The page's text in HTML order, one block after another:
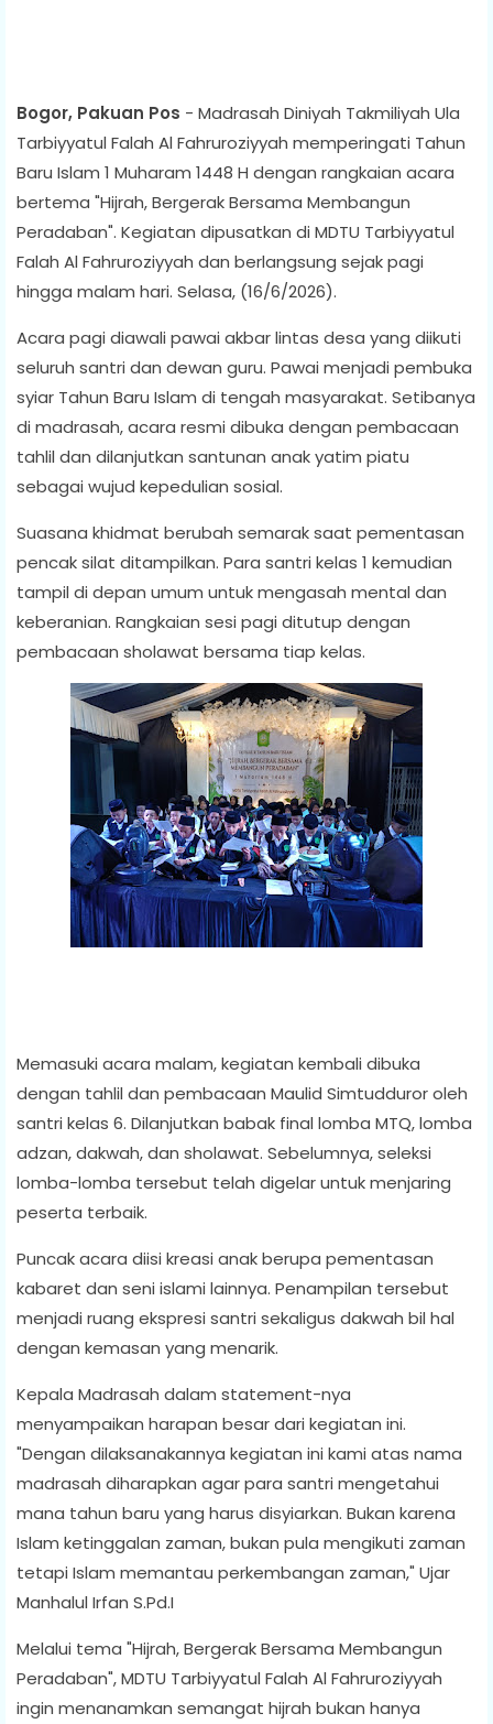
Bogor, Pakuan Pos - Madrasah Diniyah Takmiliyah Ula
Tarbiyyatul Falah Al Fahruroziyyah memperingati Tahun
Baru Islam 1 Muharam 1448 H dengan rangkaian acara
bertema "Hijrah, Bergerak Bersama Membangun
Peradaban". Kegiatan dipusatkan di MDTU Tarbiyyatul
Falah Al Fahruroziyyah dan berlangsung sejak pagi
hingga malam hari. Selasa, (16/6/2026).
Acara pagi diawali pawai akbar lintas desa yang diikuti
seluruh santri dan dewan guru. Pawai menjadi pembuka
syiar Tahun Baru Islam di tengah masyarakat. Setibanya
di madrasah, acara resmi dibuka dengan pembacaan
tahlil dan dilanjutkan santunan anak yatim piatu
sebagai wujud kepedulian sosial.
Suasana khidmat berubah semarak saat pementasan
pencak silat ditampilkan. Para santri kelas 1 kemudian
tampil di depan umum untuk mengasah mental dan
keberanian. Rangkaian sesi pagi ditutup dengan
pembacaan sholawat bersama tiap kelas.
Memasuki acara malam, kegiatan kembali dibuka
dengan tahlil dan pembacaan Maulid Simtudduror oleh
santri kelas 6. Dilanjutkan babak final lomba MTQ, lomba
adzan, dakwah, dan sholawat. Sebelumnya, seleksi
lomba-lomba tersebut telah digelar untuk menjaring
peserta terbaik.
Puncak acara diisi kreasi anak berupa pementasan
kabaret dan seni islami lainnya. Penampilan tersebut
menjadi ruang ekspresi santri sekaligus dakwah bil hal
dengan kemasan yang menarik.
Kepala Madrasah dalam statement-nya
menyampaikan harapan besar dari kegiatan ini.
"Dengan dilaksanakannya kegiatan ini kami atas nama
madrasah diharapkan agar para santri mengetahui
mana tahun baru yang harus disyiarkan. Bukan karena
Islam ketinggalan zaman, bukan pula mengikuti zaman
tetapi Islam memantau perkembangan zaman," Ujar
Manhalul Irfan S.Pd.I
Melalui tema "Hijrah, Bergerak Bersama Membangun
Peradaban", MDTU Tarbiyyatul Falah Al Fahruroziyyah
ingin menanamkan semangat hijrah bukan hanya